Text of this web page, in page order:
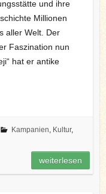
und ihre
Millionen
aller Welt. Der
Faszination nun
hat er antike
Kampanien, Kultur,
weiterlesen